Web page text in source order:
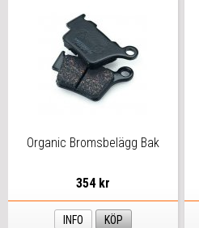
Organic Bromsbelägg Bak
354 kr
INFO KÖP